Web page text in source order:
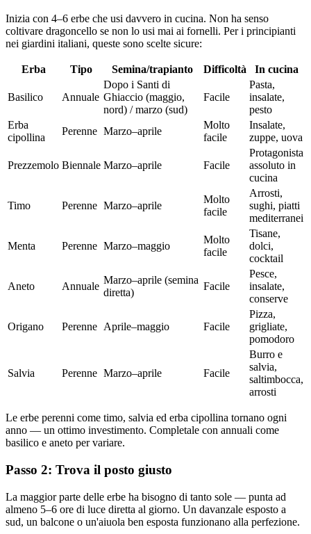
Inizia con 4–6 erbe che usi davvero in cucina. Non ha senso
coltivare dragoncello se non lo usi mai ai fornelli. Per i principianti
nei giardini italiani, queste sono scelte sicure:
Erba Tipo Semina/trapianto Difficoltà In cucina
Basilico Annuale
Dopo i Santi di
Ghiaccio (maggio,
nord) / marzo (sud)
Facile
Pasta,
insalate,
pesto
Erba
cipollina
Perenne Marzo–aprile
Molto
facile
Insalate,
zuppe, uova
Prezzemolo Biennale Marzo–aprile Facile
Protagonista
assoluto in
cucina
Timo Perenne Marzo–aprile
Molto
facile
Arrosti,
sughi, piatti
mediterranei
Menta Perenne Marzo–maggio
Molto
facile
Tisane,
dolci,
cocktail
Aneto Annuale
Marzo–aprile (semina
diretta)
Facile
Pesce,
insalate,
conserve
Origano Perenne Aprile–maggio Facile
Pizza,
grigliate,
pomodoro
Salvia Perenne Marzo–aprile Facile
Burro e
salvia,
saltimbocca,
arrosti
Le erbe perenni come timo, salvia ed erba cipollina tornano ogni
anno — un ottimo investimento. Completale con annuali come
basilico e aneto per variare.
Passo 2: Trova il posto giusto
La maggior parte delle erbe ha bisogno di tanto sole — punta ad
almeno 5–6 ore di luce diretta al giorno. Un davanzale esposto a
sud, un balcone o un'aiuola ben esposta funzionano alla perfezione.